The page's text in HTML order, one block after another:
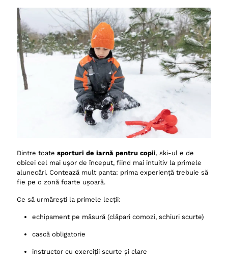
Dintre toate sporturi de iarnă pentru copii, ski-ul e de
obicei cel mai ușor de început, fiind mai intuitiv la primele
alunecări. Contează mult panta: prima experiență trebuie să
fie pe o zonă foarte ușoară.
Ce să urmărești la primele lecții:
echipament pe măsură (clăpari comozi, schiuri scurte)
cască obligatorie
instructor cu exerciții scurte și clare